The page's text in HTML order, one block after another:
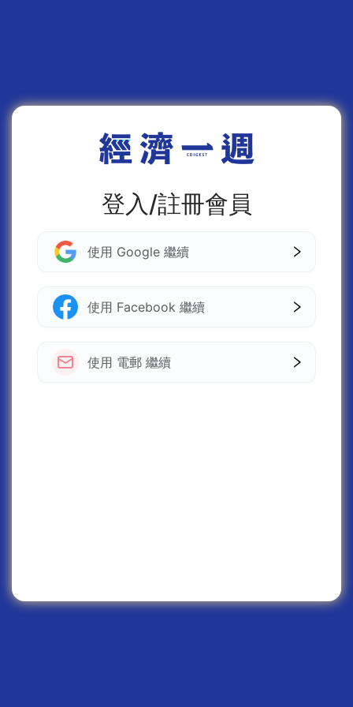
登入/註冊會員
使用 Google 繼續
使用 Facebook 繼續
使用 電郵 繼續